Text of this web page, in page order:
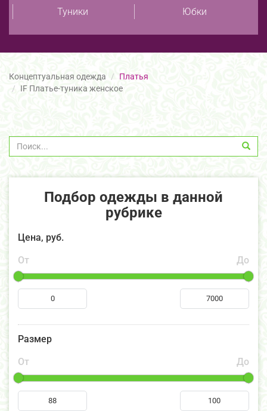
Туники Юбки
Концептуальная одежда
Платья
IF Платье-туника женское
Подбор одежды в данной
рубрике
Цена, руб.
От
До
Размер
От
До